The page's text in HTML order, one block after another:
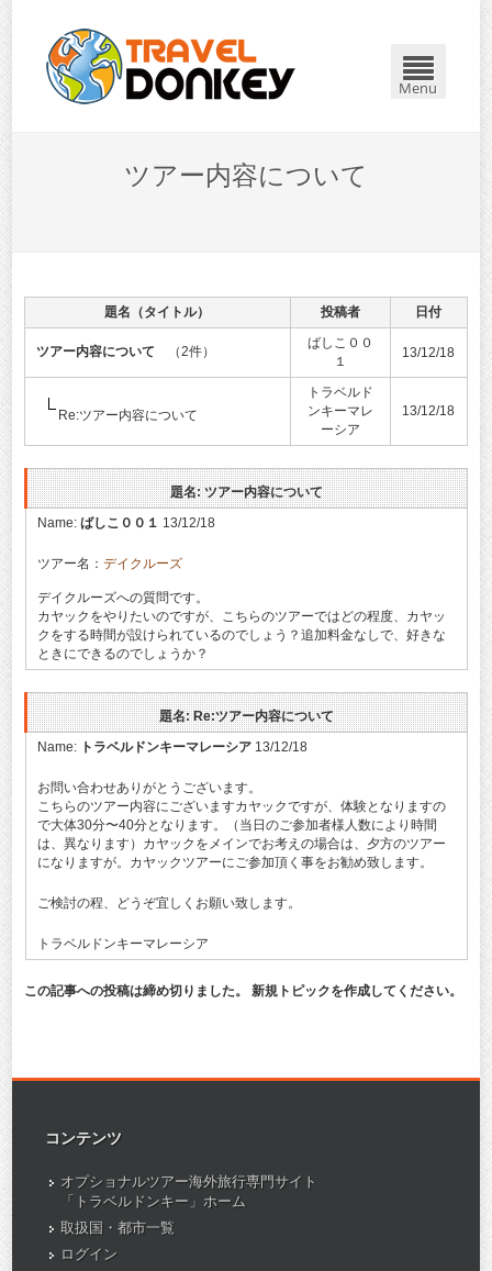
Menu
ツアー内容について
題名（タイトル） 投稿者 日付
ツアー内容について （2件）
ばしこ００
１
13/12/18
Re:ツアー内容について
トラベルド
ンキーマレ
ーシア
13/12/18
題名: ツアー内容について
Name: ばしこ００１ 13/12/18
ツアー名： デイクルーズ
デイクルーズへの質問です。
カヤックをやりたいのですが、こちらのツアーではどの程度、カヤッ
クをする時間が設けられているのでしょう？追加料金なしで、好きな
ときにできるのでしょうか？
題名: Re:ツアー内容について
Name:
トラベルドンキーマレーシア13/12/18
お問い合わせありがとうございます。
こちらのツアー内容にございますカヤックですが、体験となりますの
で大体30分〜40分となります。（当日のご参加者様人数により時間
は、異なります）カヤックをメインでお考えの場合は、夕方のツアー
になりますが。カヤックツアーにご参加頂く事をお勧め致します。
ご検討の程、どうぞ宜しくお願い致します。
トラベルドンキーマレーシア
この記事への投稿は締め切りました。 新規トピックを作成してください。
コンテンツ
オプショナルツアー海外旅行専門サイト
「トラベルドンキー」ホーム
取扱国・都市一覧
ログイン